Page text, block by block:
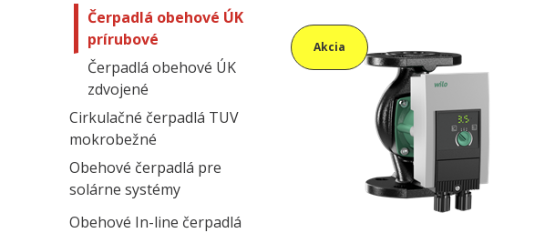
Akcia
Čerpadlá obehové ÚK
prírubové
Čerpadlá obehové ÚK
zdvojené
Cirkulačné čerpadlá TUV
mokrobežné
Obehové čerpadlá pre
solárne systémy
Obehové In-line čerpadlá